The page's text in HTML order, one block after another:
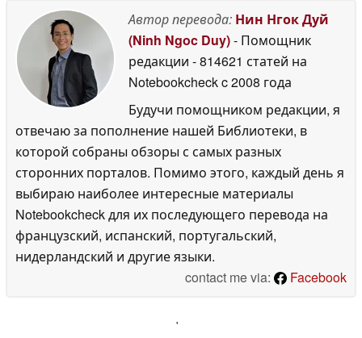
Автор перевода: Нин Нгок Дуй
(Ninh Ngoc Duy)- Помощник
редакции - 814621 статей на
Notebookcheckc 2008 года
Будучи помощником редакции, я
отвечаю за пополнение нашей Библиотеки, в
которой собраны обзоры с самых разных
сторонних порталов. Помимо этого, каждый день я
выбираю наиболее интересные материалы
Notebookcheck для их последующего перевода на
французский, испанский, португальский,
нидерландский и другие языки.
contact me via:
Facebook
'